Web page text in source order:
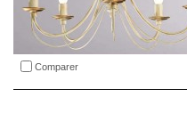
Comparer